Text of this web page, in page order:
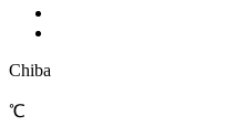
Chiba
℃